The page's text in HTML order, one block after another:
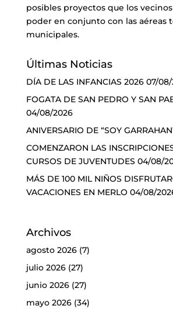
posibles proyectos que los
poder en conjunto con las aéreas
municipales.
Últimas Noticias
DÍA DE LAS INFANCIAS 2026 07/
FOGATA DE SAN PEDRO Y SAN
04/08/2026
ANIVERSARIO DE “SOY
COMENZARON LAS
CURSOS DE JUVENTUDES 04/08/
MÁS DE 100 MIL NIÑOS
VACACIONES EN MERLO 04/08/
Archivos
agosto 2026(7)
julio 2026(27)
junio 2026(27)
mayo 2026(34)